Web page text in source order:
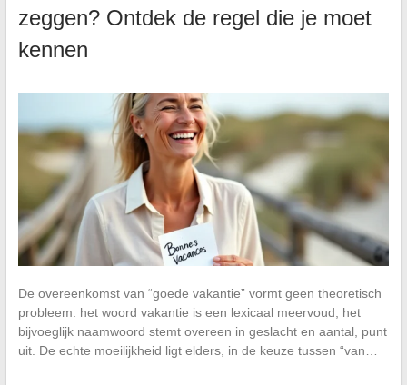
zeggen? Ontdek de regel die je moet
kennen
De overeenkomst van “goede vakantie” vormt geen theoretisch
probleem: het woord vakantie is een lexicaal meervoud, het
bijvoeglijk naamwoord stemt overeen in geslacht en aantal, punt
uit. De echte moeilijkheid ligt elders, in de keuze tussen “van…